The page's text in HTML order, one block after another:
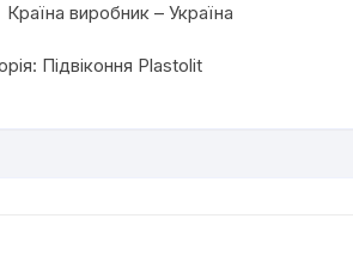
Країна виробник – Україна
Підвіконня Plastolit